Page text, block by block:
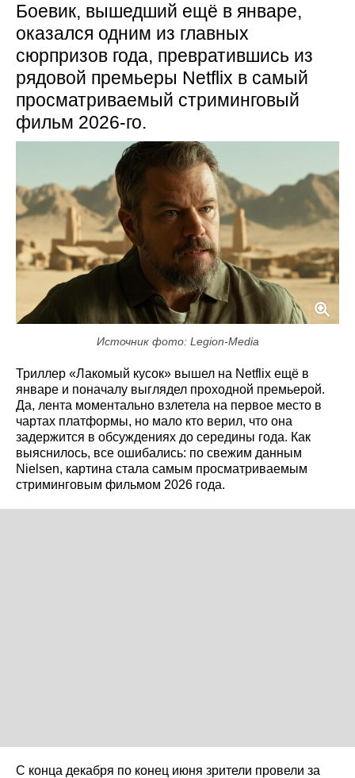
Боевик, вышедший ещё в январе,
оказался одним из главных
сюрпризов года, превратившись из
рядовой премьеры Netflix в самый
просматриваемый стриминговый
фильм 2026-го.
Источник фото: Legion-Media
Триллер «Лакомый кусок» вышел на Netflix ещё в
январе и поначалу выглядел проходной премьерой.
Да, лента моментально взлетела на первое место в
чартах платформы, но мало кто верил, что она
задержится в обсуждениях до середины года. Как
выяснилось, все ошибались: по свежим данным
Nielsen, картина стала самым просматриваемым
стриминговым фильмом 2026 года.
С конца декабря по конец июня зрители провели за